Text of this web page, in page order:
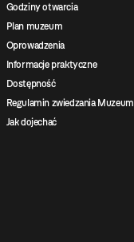
Godziny otwarcia
Plan muzeum
Oprowadzenia
Informacje praktyczne
Dostępność
Regulamin zwiedzania Muzeum
Jak dojechać